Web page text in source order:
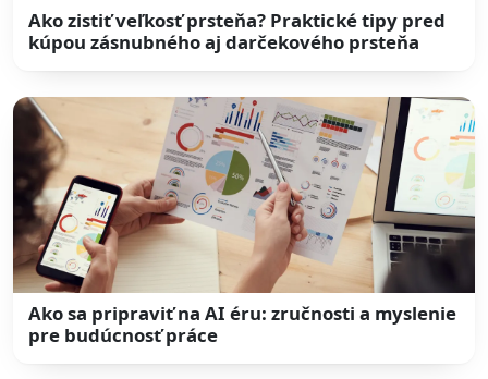
Ako zistiť veľkosť prsteňa? Praktické tipy pred
kúpou zásnubného aj darčekového prsteňa
Ako sa pripraviť na AI éru: zručnosti a myslenie
pre budúcnosť práce